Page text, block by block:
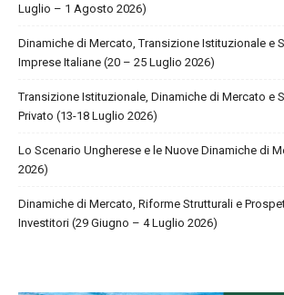
Luglio – 1 Agosto 2026)
Dinamiche di Mercato, Transizione Istituzionale e
Imprese Italiane (20 – 25 Luglio 2026)
Transizione Istituzionale, Dinamiche di Mercato e
Privato (13-18 Luglio 2026)
Lo Scenario Ungherese e le Nuove Dinamiche di
2026)
Dinamiche di Mercato, Riforme Strutturali e
Investitori (29 Giugno – 4 Luglio 2026)